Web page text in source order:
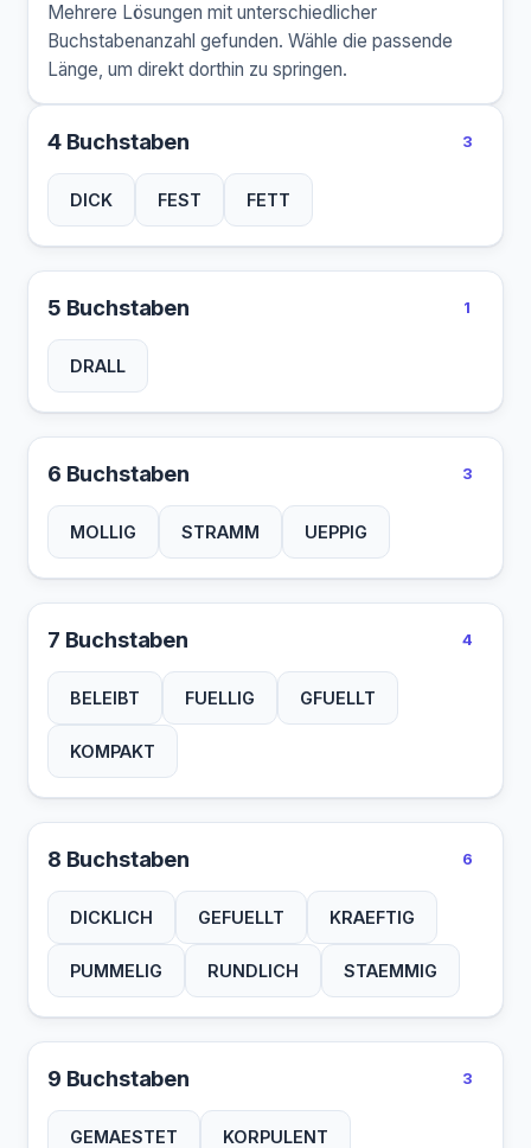
Mehrere Lösungen mit unterschiedlicher
Buchstabenanzahl gefunden. Wähle die passende
Länge, um direkt dorthin zu springen.
4 Buchstaben 3
DICK FEST FETT
5 Buchstaben 1
DRALL
6 Buchstaben 3
MOLLIG STRAMM UEPPIG
7 Buchstaben 4
BELEIBT FUELLIG GFUELLT
KOMPAKT
8 Buchstaben 6
DICKLICH GEFUELLT KRAEFTIG
PUMMELIG RUNDLICH STAEMMIG
9 Buchstaben 3
GEMAESTET KORPULENT